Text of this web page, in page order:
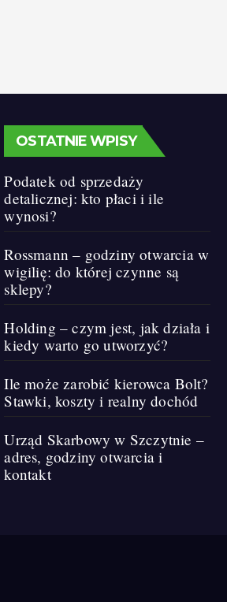
OSTATNIE WPISY
Podatek od sprzedaży
detalicznej: kto płaci i ile
wynosi?
Rossmann – godziny otwarcia w
wigilię: do której czynne są
sklepy?
Holding – czym jest, jak działa i
kiedy warto go utworzyć?
Ile może zarobić kierowca Bolt?
Stawki, koszty i realny dochód
Urząd Skarbowy w Szczytnie –
adres, godziny otwarcia i
kontakt